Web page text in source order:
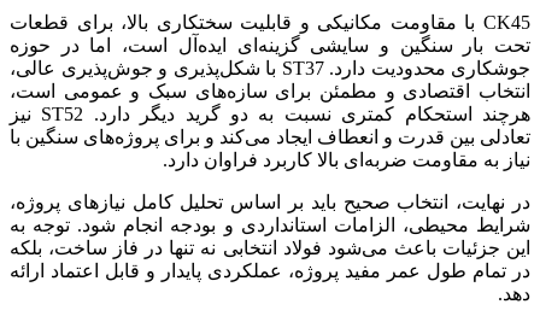
CK45 با مقاومت مکانیکی و قابلیت سختکاری بالا، برای قطعات
تحت بار سنگین و سایشی گزینه‌ای ایده‌آل است، اما در حوزه
جوشکاری محدودیت دارد. ST37 با شکل‌پذیری و جوش‌پذیری عالی،
انتخاب اقتصادی و مطمئن برای سازه‌های سبک و عمومی است،
هرچند استحکام کمتری نسبت به دو گرید دیگر دارد. ST52 نیز
تعادلی بین قدرت و انعطاف ایجاد می‌کند و برای پروژه‌های سنگین با
نیاز به مقاومت ضربه‌ای بالا کاربرد فراوان دارد.
در نهایت، انتخاب صحیح باید بر اساس تحلیل کامل نیازهای پروژه،
شرایط محیطی، الزامات استانداردی و بودجه انجام شود. توجه به
این جزئیات باعث می‌شود فولاد انتخابی نه‌ تنها در فاز ساخت، بلکه
در تمام طول عمر مفید پروژه، عملکردی پایدار و قابل اعتماد ارائه
دهد.